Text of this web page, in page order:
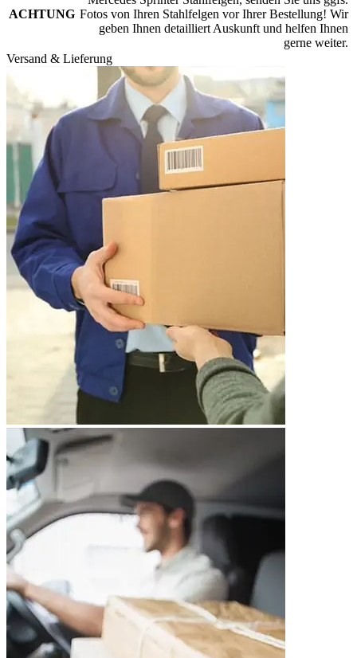
ACHTUNG Fotos von Ihren Stahlfelgen vor Ihrer Bestellung! Wir
geben Ihnen detailliert Auskunft und helfen Ihnen
gerne weiter.
Versand & Lieferung